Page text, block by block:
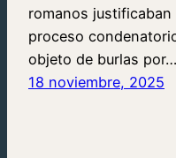
romanos
proceso
objeto de burlas por…
18 noviembre, 2025